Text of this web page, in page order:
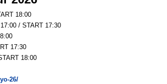
18:00
/ START 17:30
17:30
18:00
26/